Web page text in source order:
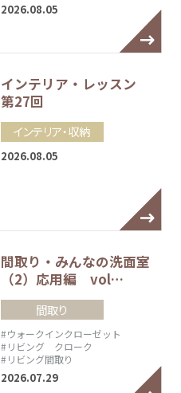
2026.08.05
インテリア・レッスン
第27回
インテリア・収納
2026.08.05
間取り・みんなの洗面室
（2）応用編 vol…
間取り
#ウォークインクローゼット
#リビング クローク
#リビング間取り
2026.07.29